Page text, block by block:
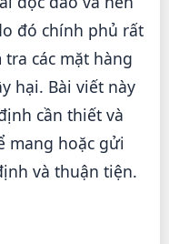
đó chính phủ rất
các mặt hàng
hại. Bài viết này
cần thiết và
mang hoặc gửi
và thuận tiện.